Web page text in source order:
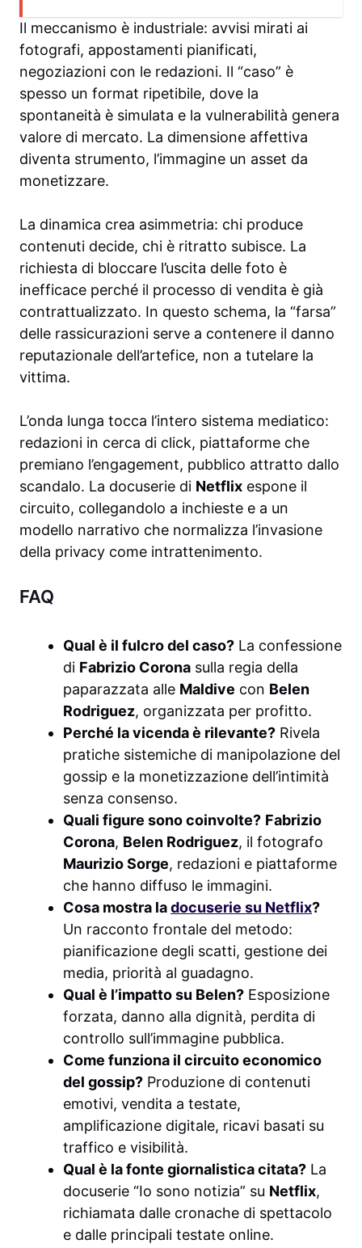
Il meccanismo è industriale: avvisi mirati ai
fotografi, appostamenti pianificati,
negoziazioni con le redazioni. Il “caso” è
spesso un format ripetibile, dove la
spontaneità è simulata e la vulnerabilità genera
valore di mercato. La dimensione affettiva
diventa strumento, l’immagine un asset da
monetizzare.
La dinamica crea asimmetria: chi produce
contenuti decide, chi è ritratto subisce. La
richiesta di bloccare l’uscita delle foto è
inefficace perché il processo di vendita è già
contrattualizzato. In questo schema, la “farsa”
delle rassicurazioni serve a contenere il danno
reputazionale dell’artefice, non a tutelare la
vittima.
L’onda lunga tocca l’intero sistema mediatico:
redazioni in cerca di click, piattaforme che
premiano l’engagement, pubblico attratto dallo
scandalo. La docuserie di Netflix espone il
circuito, collegandolo a inchieste e a un
modello narrativo che normalizza l’invasione
della privacy come intrattenimento.
FAQ
Qual è il fulcro del caso? La confessione
di Fabrizio Corona sulla regia della
paparazzata alle Maldive con Belen
Rodriguez, organizzata per profitto.
Perché la vicenda è rilevante? Rivela
pratiche sistemiche di manipolazione del
gossip e la monetizzazione dell’intimità
senza consenso.
Quali figure sono coinvolte? Fabrizio
Corona, Belen Rodriguez, il fotografo
Maurizio Sorge, redazioni e piattaforme
che hanno diffuso le immagini.
Cosa mostra ladocuserie su Netflix?
Un racconto frontale del metodo:
pianificazione degli scatti, gestione dei
media, priorità al guadagno.
Qual è l’impatto su Belen? Esposizione
forzata, danno alla dignità, perdita di
controllo sull’immagine pubblica.
Come funziona il circuito economico
del gossip? Produzione di contenuti
emotivi, vendita a testate,
amplificazione digitale, ricavi basati su
traffico e visibilità.
Qual è la fonte giornalistica citata? La
docuserie “Io sono notizia” su Netflix,
richiamata dalle cronache di spettacolo
e dalle principali testate online.